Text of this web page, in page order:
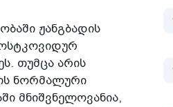
ჟანგბადის
თუმცა არის
ნორმალური
მნიშვნელოვანია,